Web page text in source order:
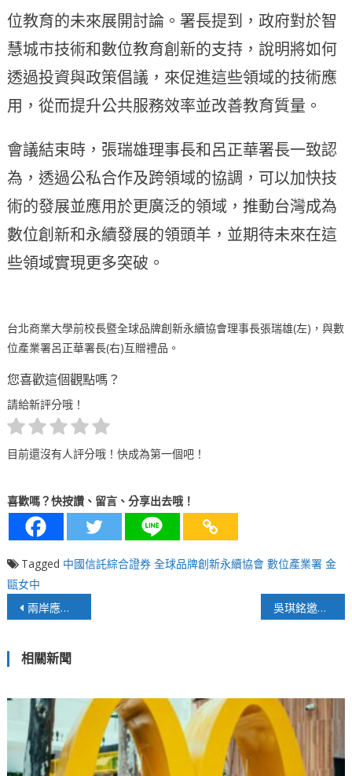
位教育的未來展開討論。署長提到，政府對於智
慧城市技術和數位教育創新的支持，說明將如何
透過投資與政策倡議，來促進這些領域的技術應
用，從而提升公共服務效率並改善教育質量。
會議結束時，張瑞雄理事長和呂正華署長一致認
為，透過公私合作及跨領域的協調，可以加快技
術的發展並應用於更廣泛的領域，推動台灣成為
數位創新和永續發展的領頭羊，並期待未來在這
些領域實現更多突破。
台北商業大學前校長暨全球品牌創新永續協會理事長張瑞雄(左)，與數
位產業署呂正華署長(右)互贈禮品。
您喜歡這個觀點嗎？
請給新評分哦！
目前還沒有人評分哦！快成為第一個吧！
喜歡嗎？快按讚、留言、分享出去哦！
Tagged 中國信託綜合證券 全球品牌創新永續協會 數位產業署 金
甌女中
文
導
覽
兩岸應讓口水戰消停、少打嘴砲 吳琪銘邀請紙風車劇團演出「新月傳奇」 賞月賞戲 共度中秋團圓
相關新聞